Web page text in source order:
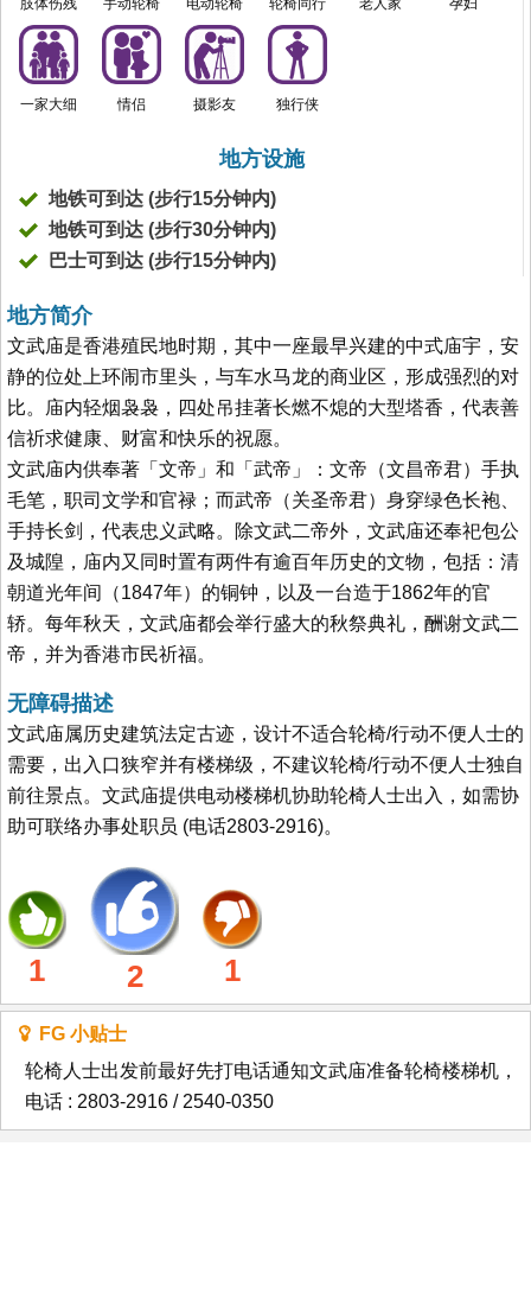
一家大细 情侣 摄影友 独行侠
地方设施
地铁可到达 (步行15分钟内)
地铁可到达 (步行30分钟内)
巴士可到达 (步行15分钟内)
地方简介
文武庙是香港殖民地时期，其中一座最早兴建的中式庙宇，安
静的位处上环闹市里头，与车水马龙的商业区，形成强烈的对
比。庙内轻烟袅袅，四处吊挂著长燃不熄的大型塔香，代表善
信祈求健康、财富和快乐的祝愿。
文武庙内供奉著「文帝」和「武帝」：文帝（文昌帝君）手执
毛笔，职司文学和官禄；而武帝（关圣帝君）身穿绿色长袍、
手持长剑，代表忠义武略。除文武二帝外，文武庙还奉祀包公
及城隍，庙内又同时置有两件有逾百年历史的文物，包括：清
朝道光年间（1847年）的铜钟，以及一台造于1862年的官
轿。每年秋天，文武庙都会举行盛大的秋祭典礼，酬谢文武二
帝，并为香港市民祈福。
无障碍描述
文武庙属历史建筑法定古迹，设计不适合轮椅/行动不便人士的
需要，出入口狭窄并有楼梯级，不建议轮椅/行动不便人士独自
前往景点。文武庙提供电动楼梯机协助轮椅人士出入，如需协
助可联络办事处职员 (电话2803-2916)。
1 2 1
FG 小贴士
轮椅人士出发前最好先打电话通知文武庙准备轮椅楼梯机，
电话 : 2803-2916 / 2540-0350